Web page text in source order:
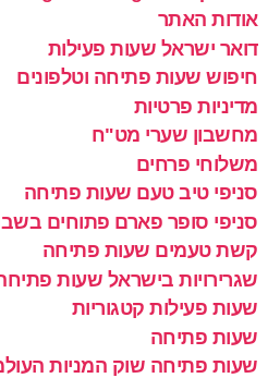
אודות האתר
דואר ישראל שעות פעילות
חיפוש שעות פתיחה וטלפונים
מדיניות פרטיות
מחשבון שערי מט"ח
משלוחי פרחים
סניפי טיב טעם שעות פתיחה
סניפי סופר פארם פתוחים
קשת טעמים שעות פתיחה
שגרירויות בישראל שעות
שעות פעילות קטגוריות
שעות פתיחה
שעות פתיחה שוק המניות